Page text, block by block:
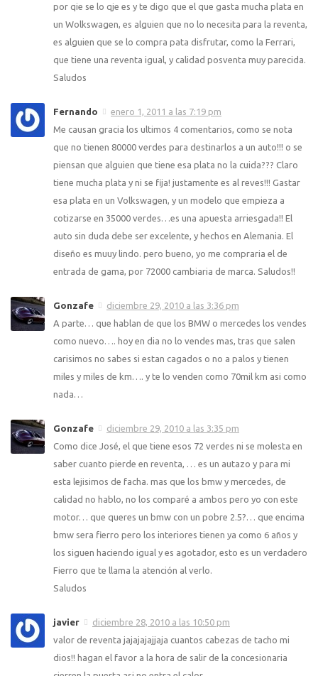
por qie se lo qje es y te digo que el que gasta mucha plata en
un Wolkswagen, es alguien que no lo necesita para la reventa,
es alguien que se lo compra pata disfrutar, como la Ferrari,
que tiene una reventa igual, y calidad posventa muy parecida.
Saludos
Fernando
enero 1, 2011 a las 7:19 pm
Me causan gracia los ultimos 4 comentarios, como se nota
que no tienen 80000 verdes para destinarlos a un auto!!! o se
piensan que alguien que tiene esa plata no la cuida??? Claro
tiene mucha plata y ni se fija! justamente es al reves!!! Gastar
esa plata en un Volkswagen, y un modelo que empieza a
cotizarse en 35000 verdes…es una apuesta arriesgada!! El
auto sin duda debe ser excelente, y hechos en Alemania. El
diseño es muuy lindo. pero bueno, yo me compraria el de
entrada de gama, por 72000 cambiaria de marca. Saludos!!
Gonzafe
diciembre 29, 2010 a las 3:36 pm
A parte… que hablan de que los BMW o mercedes los vendes
como nuevo…. hoy en dia no lo vendes mas, tras que salen
carisimos no sabes si estan cagados o no a palos y tienen
miles y miles de km…. y te lo venden como 70mil km asi como
nada…
Gonzafe
diciembre 29, 2010 a las 3:35 pm
Como dice José, el que tiene esos 72 verdes ni se molesta en
saber cuanto pierde en reventa, … es un autazo y para mi
esta lejisimos de facha. mas que los bmw y mercedes, de
calidad no hablo, no los comparé a ambos pero yo con este
motor… que queres un bmw con un pobre 2.5?… que encima
bmw sera fierro pero los interiores tienen ya como 6 años y
los siguen haciendo igual y es agotador, esto es un verdadero
Fierro que te llama la atención al verlo.
Saludos
javier
diciembre 28, 2010 a las 10:50 pm
valor de reventa jajajajajjaja cuantos cabezas de tacho mi
dios!! hagan el favor a la hora de salir de la concesionaria